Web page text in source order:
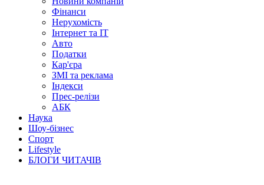
Фінанси
Нерухомість
Інтернет та IT
Авто
Податки
Кар'єра
ЗМІ та реклама
Індекси
Прес-релізи
АБК
Наука
Шоу-бізнес
Спорт
Lifestyle
БЛОГИ ЧИТАЧІВ